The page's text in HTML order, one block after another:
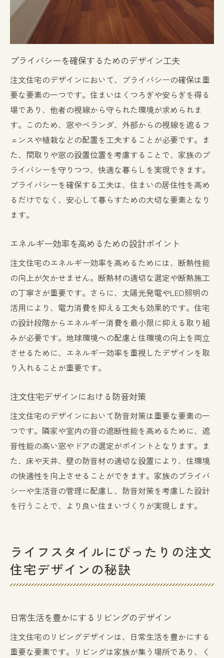
プライバシーを確保するためのデザイン工夫
注文住宅のデザインにおいて、プライバシーの確保は重
要な要素の一つです。住まいはくつろぎや安らぎを得る
場であり、他者の視線から守られた環境が求められま
す。このため、窓やベランダ、外部からの視線を遮るフ
ェンスや植栽などの配置を工夫することが必要です。ま
た、間取りや窓の設置位置を考慮することで、家族のプ
ライバシーを守りつつ、快適な暮らしを実現できます。
プライバシーを確保する工夫は、住まいの居住性を高め
るだけでなく、安心して暮らすための大切な要素となり
ます。
エネルギー効率を高めるための設計ポイント
注文住宅のエネルギー効率を高めるためには、断熱性能
の向上が欠かせません。断熱材の適切な選定や断熱施工
の丁寧さが重要です。さらに、太陽光発電やLED照明の
活用により、電力消費を抑える工夫も効果的です。住宅
の設計段階からエネルギー消費を最小限に抑える取り組
みが必要です。地球環境への配慮と住環境の向上を両立
させるために、エネルギー効率を重視したデザインを取
り入れることが重要です。
注文住宅デザインにおける防音対策
注文住宅のデザインにおいて防音対策は重要な要素の一
つです。隣家や室内の音の遮断性能を高めるために、遮
音性能の高い窓やドアの選定がポイントとなります。ま
た、床や天井、壁の防音材の適切な設置により、住環境
の快適性を向上させることができます。家族のプライバ
シーや生活音の管理に配慮し、防音対策を考慮した設計
を行うことで、より良い住まいづくりが実現します。
ライフスタイルにぴったりの注文
住宅デザインの秘訣
日常生活を豊かにするリビングのデザイン
注文住宅のリビングデザインは、日常生活を豊かにする
重要な要素です。リビングは家族が集う場所であり、く